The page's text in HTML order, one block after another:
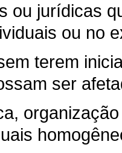
ou jurídicas
ou no
terem
ser